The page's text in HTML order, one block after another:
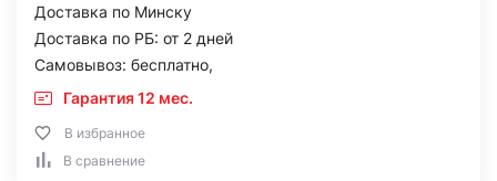
Доставка по Минску
Доставка по РБ: от 2 дней
Самовывоз: бесплатно,
Гарантия 12 мес.
В избранное
В сравнение